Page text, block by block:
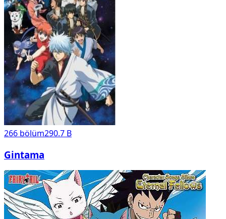
266 bölüm290.7 B
Gintama